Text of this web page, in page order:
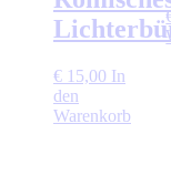
€ 15,00 In
den
Warenkorb